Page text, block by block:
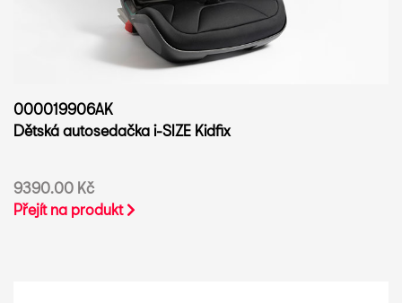
000019906AK
Dětská autosedačka i-SIZE Kidfix
9390.00 Kč
Přejít na produkt